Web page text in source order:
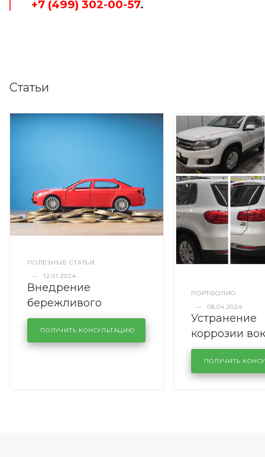
+7 (499) 302-00-57.
Статьи
ПОЛЕЗНЫЕ СТАТЬИ
—
12.01.2024
Внедрение
бережливого
производства в
кузовном сервисе
KUTUZOVV
ПОЛУЧИТЬ КОНСУЛЬТАЦИЮ
ПОРТФОЛИО
—
08.04.2024
Устранение
коррозии
лобового
районе
Volkswagen
ПОЛУЧИТЬ